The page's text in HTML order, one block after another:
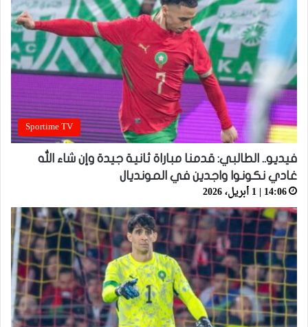
Sportime TV
فيديو.. الطالبي: قدمنا مباراة ثانية جيدة وإن شاء الله
غادي نكونوا واجدين في المونديال
14:06 | 1 أبريل، 2026